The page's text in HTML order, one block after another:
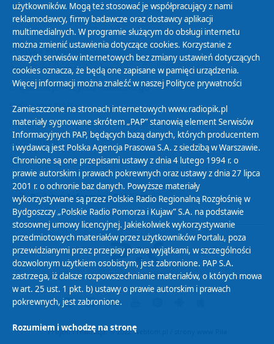
Polityka Prywatności
Zasady korzystania z Serwisu
Organizacje Pożytku Publicznego
Cyfryzacja DAB+
Polityka ochrony danych osobowych
Abonament
Zamówienia publiczne
Biuletyn Informacji Publicznej
Projekt i realizacja: © 2022Webtom.pl
użytkowników. Mogą też stosować je współpracujący z nami
reklamodawcy, firmy badawcze oraz dostawcy aplikacji
multimedialnych. W programie służącym do obsługi internetu
można zmienić ustawienia dotyczące cookies. Korzystanie z
naszych serwisów internetowych bez zmiany ustawień dotyczących
cookies oznacza, że będą one zapisane w pamięci urządzenia.
Więcej informacji można znaleźć w naszej Polityce prywatności
Zamieszczone na stronach internetowych www.radiopik.pl
materiały sygnowane skrótem „PAP” stanowią element Serwisów
Informacyjnych PAP, będących bazą danych, których producentem
i wydawcą jest Polska Agencja Prasowa S.A. z siedzibą w Warszawie.
Chronione są one przepisami ustawy z dnia 4 lutego 1994 r. o
prawie autorskim i prawach pokrewnych oraz ustawy z dnia 27 lipca
2001 r. o ochronie baz danych. Powyższe materiały
wykorzystywane są przez Polskie Radio Regionalną Rozgłośnię w
Bydgoszczy „Polskie Radio Pomorza i Kujaw” S.A. na podstawie
stosownej umowy licencyjnej. Jakiekolwiek wykorzystywanie
przedmiotowych materiałów przez użytkowników Portalu, poza
przewidzianymi przez przepisy prawa wyjątkami, w szczególności
dozwolonym użytkiem osobistym, jest zabronione. PAP S.A.
zastrzega, iż dalsze rozpowszechnianie materiałów, o których mowa
w art. 25 ust. 1 pkt. b) ustawy o prawie autorskim i prawach
pokrewnych, jest zabronione.
Rozumiem i wchodzę na stronę